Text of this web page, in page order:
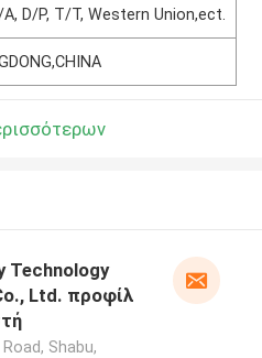
A, D/P, T/T, Western Union,ect.
Technology
Ltd. προφίλ
Shabu,